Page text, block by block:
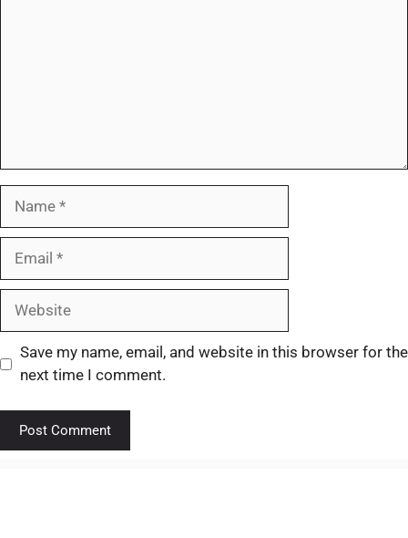
Save my name, email, and website in this browser for the
next time I comment.